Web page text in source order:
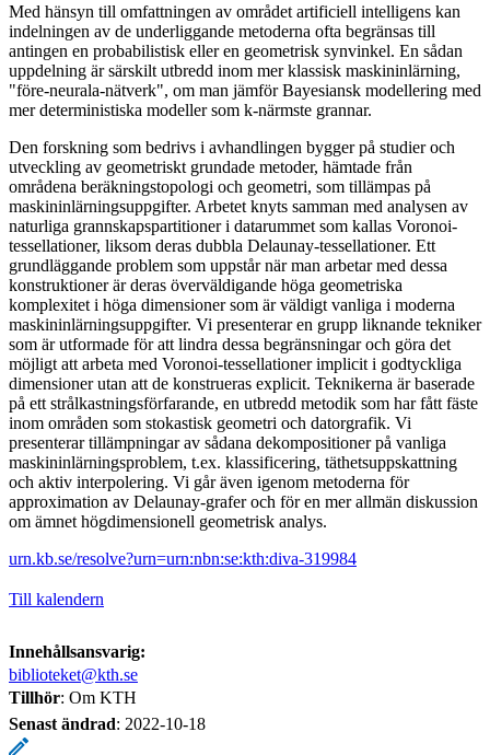
Med hänsyn till omfattningen av området artificiell intelligens kan
indelningen av de underliggande metoderna ofta begränsas till
antingen en probabilistisk eller en geometrisk synvinkel. En sådan
uppdelning är särskilt utbredd inom mer klassisk maskininlärning,
"före-neurala-nätverk", om man jämför Bayesiansk modellering med
mer deterministiska modeller som k-närmste grannar.
Den forskning som bedrivs i avhandlingen bygger på studier och
utveckling av geometriskt grundade metoder, hämtade från
områdena beräkningstopologi och geometri, som tillämpas på
maskininlärningsuppgifter. Arbetet knyts samman med analysen av
naturliga grannskapspartitioner i datarummet som kallas Voronoi-
tessellationer, liksom deras dubbla Delaunay-tessellationer. Ett
grundläggande problem som uppstår när man arbetar med dessa
konstruktioner är deras överväldigande höga geometriska
komplexitet i höga dimensioner som är väldigt vanliga i moderna
maskininlärningsuppgifter. Vi presenterar en grupp liknande tekniker
som är utformade för att lindra dessa begränsningar och göra det
möjligt att arbeta med Voronoi-tessellationer implicit i godtyckliga
dimensioner utan att de konstrueras explicit. Teknikerna är baserade
på ett strålkastningsförfarande, en utbredd metodik som har fått fäste
inom områden som stokastisk geometri och datorgrafik. Vi
presenterar tillämpningar av sådana dekompositioner på vanliga
maskininlärningsproblem, t.ex. klassificering, täthetsuppskattning
och aktiv interpolering. Vi går även igenom metoderna för
approximation av Delaunay-grafer och för en mer allmän diskussion
om ämnet högdimensionell geometrisk analys.
urn.kb.se/resolve?urn=urn:nbn:se:kth:diva-319984
Till kalendern
Innehållsansvarig:
biblioteket@kth.se
Tillhör: Om KTH
Senast ändrad: 2022-10-18